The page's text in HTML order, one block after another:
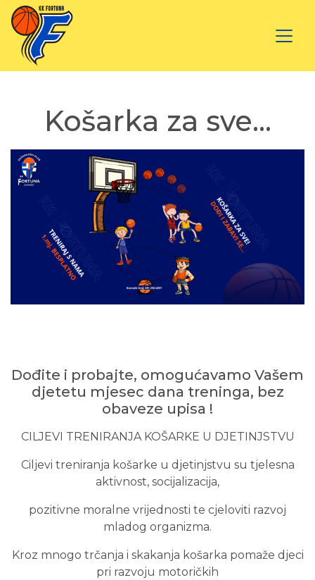
Košarka za sve…
Dođite i probajte, omogućavamo Vašem
djetetu mjesec dana treninga, bez
obaveze upisa !
CILJEVI TRENIRANJA KOŠARKE U DJETINJSTVU
Ciljevi treniranja košarke u djetinjstvu su tjelesna
aktivnost, socijalizacija,
pozitivne moralne vrijednosti te cjeloviti razvoj
mladog organizma.
Kroz mnogo trčanja i skakanja košarka pomaže djeci
pri razvoju motoričkih